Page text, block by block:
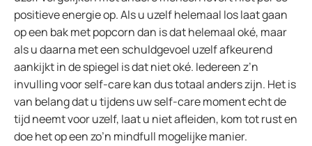
positieve energie op. Als u uzelf helemaal los laat gaan
op een bak met popcorn dan is dat helemaal oké, maar
als u daarna met een schuldgevoel uzelf afkeurend
aankijkt in de spiegel is dat niet oké. Iedereen z’n
invulling voor self-care kan dus totaal anders zijn. Het is
van belang dat u tijdens uw self-care moment echt de
tijd neemt voor uzelf, laat u niet afleiden, kom tot rust en
doe het op een zo’n mindfull mogelijke manier.